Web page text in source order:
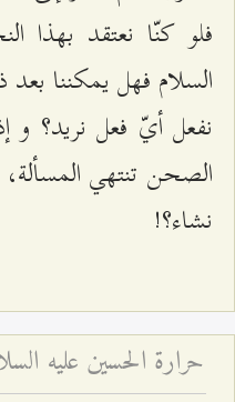
فلو كنّا نعتقد بهذا
السلام فهل يمكننا
نفعل أيّ فعل نريد؟ و
الصحن تنتهي
نشاء؟!